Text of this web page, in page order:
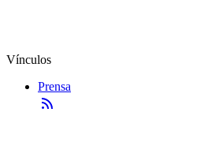
Vínculos
Prensa